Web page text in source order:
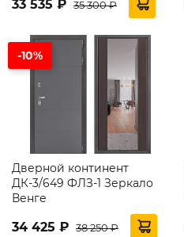
33 535 ₽ 35 300 ₽
-10%
Дверной континент
ДК-3/649 ФЛЗ-1 Зеркало
Венге
34 425 ₽ 38 250 ₽